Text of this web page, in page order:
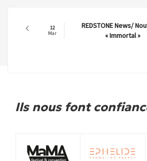
12
Mar
REDSTONE News/
« Immortal »
Ils nous font